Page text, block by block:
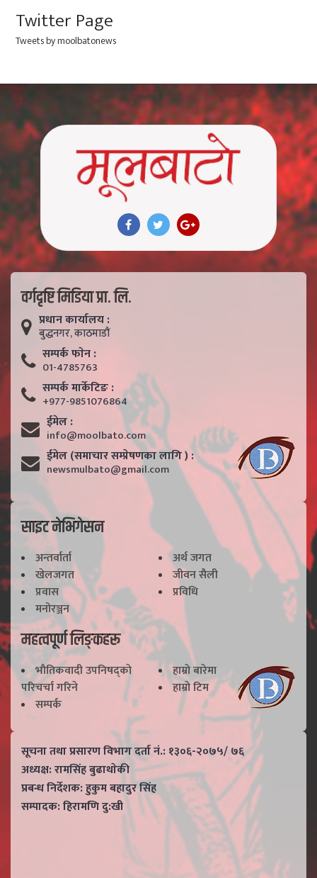
Twitter Page
Tweets by moolbatonews
वर्गदृष्टि मिडिया प्रा. लि.
प्रधान कार्यालय :
बुद्धनगर, काठमाडाैं
सम्पर्क फाेन :
01-4785763
सम्पर्क मार्केटिङ :
+977-9851076864
ईमेल :
info@moolbato.com
ईमेल (समाचार सम्प्रेषणका लागि ) :
newsmulbato@gmail.com
साइट नेभिगेसन
अन्तर्वार्ता
अर्थ जगत
खेलजगत
जीवन सैली
प्रवास
प्रविधि
मनोरञ्जन
महत्वपूर्ण लिङ्कहरू
भाैतिकवादी उपनिषद्काे
परिचर्चा गरिने
हाम्राे बारेमा
हाम्राे टिम
सम्पर्क
सूचना तथा प्रसारण विभाग दर्ता नं.: १३०६-२०७५/ ७६
अध्यक्ष: रामसिंह बुढाथाेकी
प्रबन्ध निर्देशक: हुकुम बहादुर सिंह
सम्पादक: हिरामणि दु:खी